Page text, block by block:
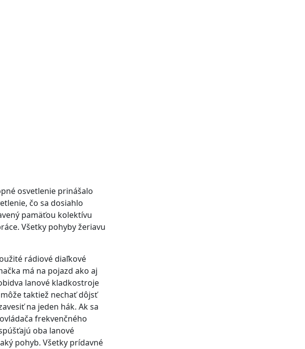
osvetlenie prinášalo
čo sa dosiahlo
pamäťou kolektívu
Všetky pohyby žeriavu
rádiové diaľkové
má na pojazd ako aj
lanové kladkostroje
taktiež nechať dôjsť
na jeden hák. Ak sa
frekvenčného
oba lanové
pohyb. Všetky prídavné